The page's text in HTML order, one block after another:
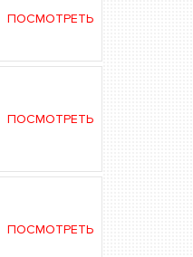
ПОСМОТРЕТЬ
ПОСМОТРЕТЬ
ПОСМОТРЕТЬ